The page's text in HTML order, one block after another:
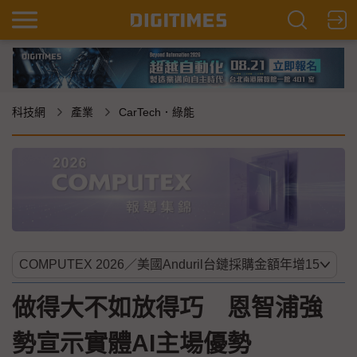
科技網 產業 CarTech．綠能
做得大不如放得巧 恩智浦強
勢宣示實體AI主場優勢